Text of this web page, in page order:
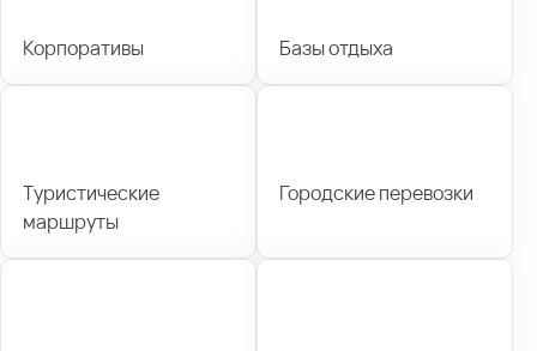
Корпоративы Базы отдыха
Туристические
маршруты
Городские перевозки